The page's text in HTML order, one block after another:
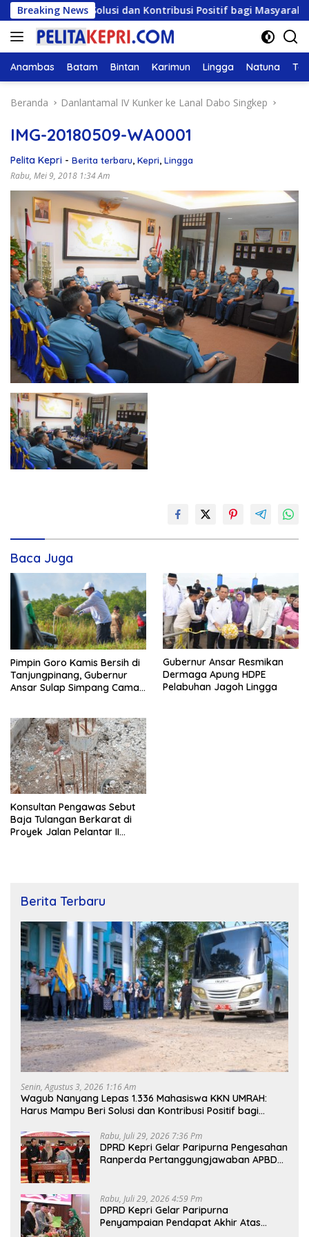
Langsung
ke
konten
Breaking News
Beri Solusi dan Kontribusi Positif bagi Masyarakat
Anambas Batam Bintan Karimun Lingga Natuna
Beranda Danlantamal IV Kunker ke Lanal Dabo Singkep
IMG-20180509-WA0001
Pelita Kepri - Berita terbaru, Kepri, Lingga
Rabu, Mei 9, 2018 1:34 Am
Baca Juga
Pimpin Goro Kamis Bersih di
Tanjungpinang, Gubernur
Ansar Sulap Simpang Camat
Gubernur Ansar Resmikan
Dermaga Apung HDPE
Pelabuhan Jagoh Lingga
Konsultan Pengawas Sebut
Baja Tulangan Berkarat di
Proyek Jalan Pelantar II
Berita Terbaru
Senin, Agustus 3, 2026 1:16 Am
Wagub Nanyang Lepas 1.336 Mahasiswa KKN UMRAH:
Harus Mampu Beri Solusi dan Kontribusi Positif bagi
Rabu, Juli 29, 2026 7:36 Pm
DPRD Kepri Gelar Paripurna Pengesahan
Ranperda Pertanggungjawaban APBD
Rabu, Juli 29, 2026 4:59 Pm
DPRD Kepri Gelar Paripurna
Penyampaian Pendapat Akhir Atas